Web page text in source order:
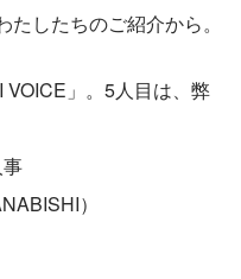
したちのご紹介から。
」。5人目は、弊
）